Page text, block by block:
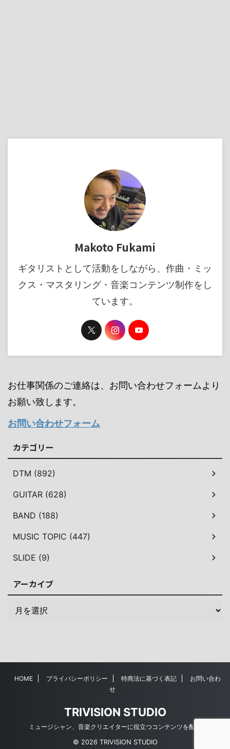
Makoto Fukami
ギタリストとして活動をしながら、作曲・ミッ
クス・マスタリング・音楽コンテンツ制作をし
ています。
お仕事関係のご連絡は、お問い合わせフォームより
お願い致します。
お問い合わせフォーム
カテゴリー
DTM (892)
GUITAR (628)
BAND (188)
MUSIC TOPIC (447)
SLIDE (9)
アーカイブ
HOME プライバシーポリシー 特商法に基づく表記
お問い合わ
せ
TRIVISION STUDIO
ミュージシャン、音楽クリエイターに役立つコンテンツを配信
© 2026 TRIVISION STUDIO